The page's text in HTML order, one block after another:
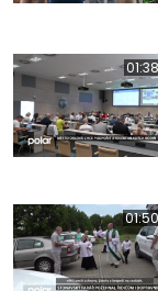
01:38
01:50